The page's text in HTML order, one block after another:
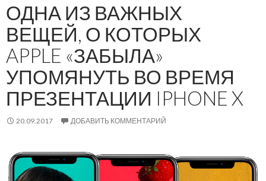
ОДНА ИЗ ВАЖНЫХ
ВЕЩЕЙ, О КОТОРЫХ
APPLE «ЗАБЫЛА»
УПОМЯНУТЬ ВО ВРЕМЯ
ПРЕЗЕНТАЦИИ IPHONE X
20.09.2017 ДОБАВИТЬ КОММЕНТАРИЙ